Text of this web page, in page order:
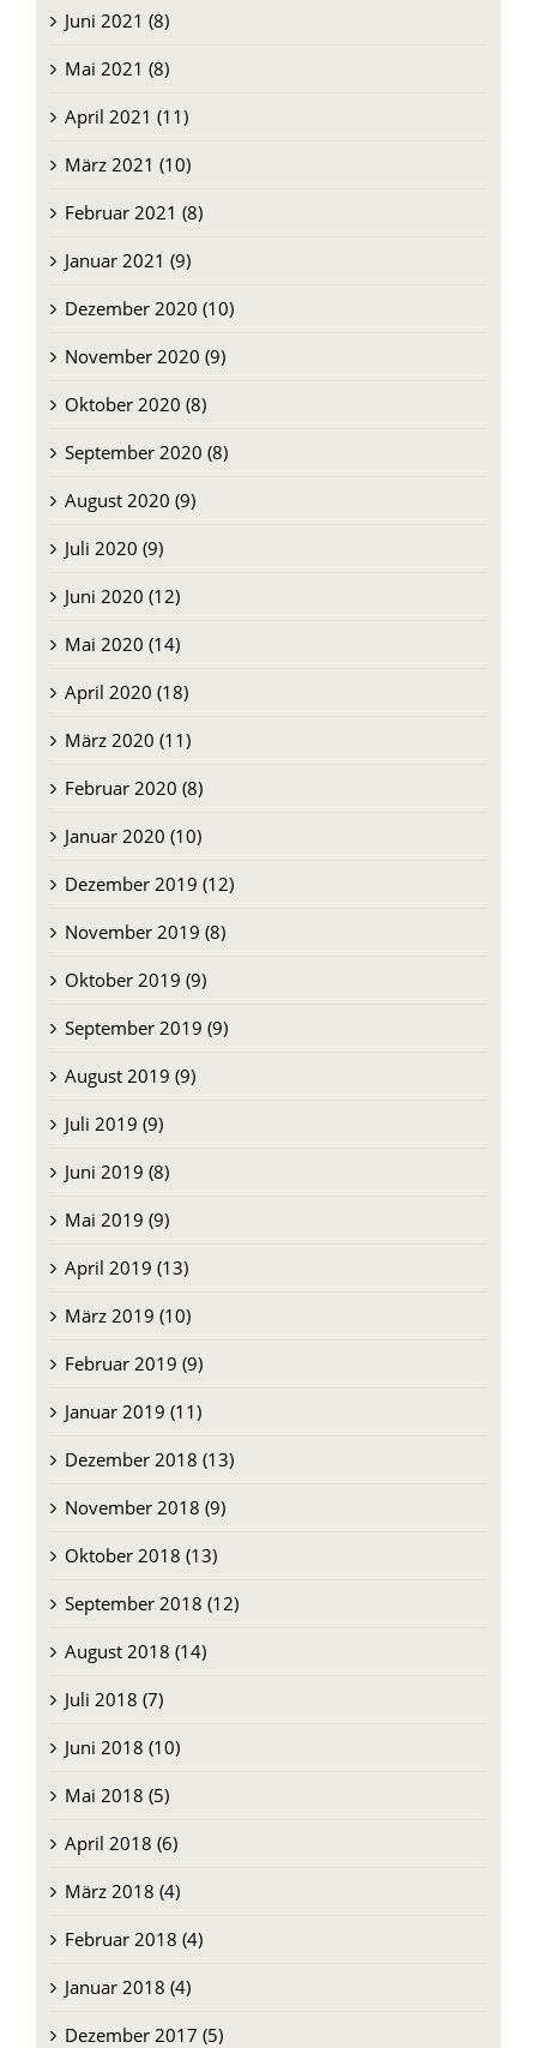
Juni 2021 (8)
Mai 2021 (8)
April 2021 (11)
März 2021 (10)
Februar 2021 (8)
Januar 2021 (9)
Dezember 2020 (10)
November 2020 (9)
Oktober 2020 (8)
September 2020 (8)
August 2020 (9)
Juli 2020 (9)
Juni 2020 (12)
Mai 2020 (14)
April 2020 (18)
März 2020 (11)
Februar 2020 (8)
Januar 2020 (10)
Dezember 2019 (12)
November 2019 (8)
Oktober 2019 (9)
September 2019 (9)
August 2019 (9)
Juli 2019 (9)
Juni 2019 (8)
Mai 2019 (9)
April 2019 (13)
März 2019 (10)
Februar 2019 (9)
Januar 2019 (11)
Dezember 2018 (13)
November 2018 (9)
Oktober 2018 (13)
September 2018 (12)
August 2018 (14)
Juli 2018 (7)
Juni 2018 (10)
Mai 2018 (5)
April 2018 (6)
März 2018 (4)
Februar 2018 (4)
Januar 2018 (4)
Dezember 2017 (5)